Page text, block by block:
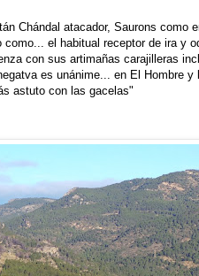
Chándal atacador, Saurons como
el habitual receptor de ira y
con sus artimañas carajilleras
es unánime... en El Hombre y
astuto con las gacelas"